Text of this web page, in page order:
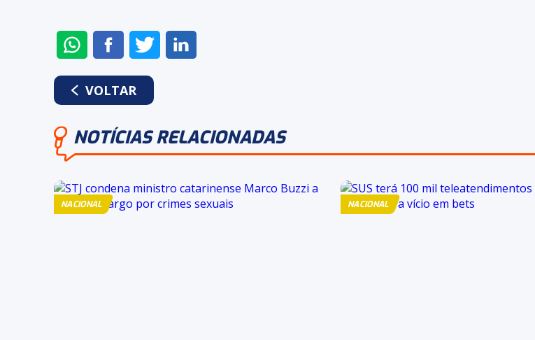
ENVIAR
NO
WHATSAPP
COMPARTILHAR
NO
FACEBOOK
COMPARTILHAR
NO
VOLTAR
NOTÍCIAS RELACIONADAS
NACIONAL NACIONAL